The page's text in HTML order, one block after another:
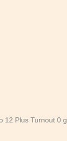
12 Plus Turnout 0 g